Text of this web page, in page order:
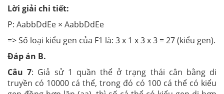
Lời giải chi tiết:
P: AabbDdEe × AabbDdEe
=> Số loại kiểu gen của F1 là: 3 x 1 x 3 x 3 = 27 (kiểu gen).
Đáp án B.
Câu 7: Giả sử 1 quần thể ở trạng thái cân bằng di
truyền có 10000 cá thể, trong đó có 100 cá thể có kiểu